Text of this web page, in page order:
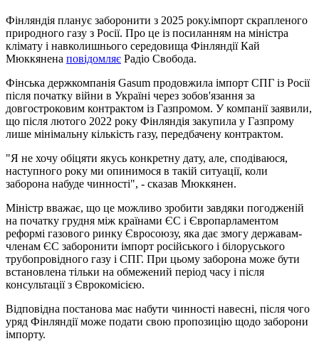
Фінляндія планує заборонити з 2025 року.імпорт скрапленого
природного газу з Росії. Про це із посиланням на міністра
клімату і навколишнього середовища Фінляндії Кай
Мюккянена повідомляє Радіо Свобода.
Фінська держкомпанія Gasum продовжила імпорт СПГ із Росії
після початку війни в Україні через зобов'язання за
довгостроковим контрактом із Газпромом. У компанії заявили,
що після лютого 2022 року Фінляндія закупила у Газпрому
лише мінімальну кількість газу, передбачену контрактом.
"Я не хочу обіцяти якусь конкретну дату, але, сподіваюся,
наступного року ми опинимося в такій ситуації, коли
заборона набуде чинності", - сказав Мюккянен.
Міністр вважає, що це можливо зробити завдяки погодженій
на початку грудня між країнами ЄС і Європарламентом
реформі газового ринку Євросоюзу, яка дає змогу державам-
членам ЄС заборонити імпорт російського і білоруського
трубопровідного газу і СПГ. При цьому заборона може бути
встановлена тільки на обмежений період часу і після
консультації з Єврокомісією.
Відповідна постанова має набути чинності навесні, після чого
уряд Фінляндії може подати свою пропозицію щодо заборони
імпорту.